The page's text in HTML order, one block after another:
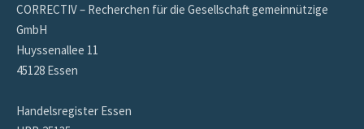
CORRECTIV – Recherchen für die Gesellschaft gemeinnützige
GmbH
Huyssenallee 11
45128 Essen
Handelsregister Essen